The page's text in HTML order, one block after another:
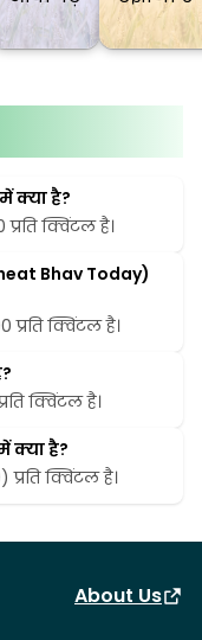
क्या है?
क्विंटल है।
Bhav Today)
क्विंटल है।
क्विंटल है।
क्या है?
क्विंटल है।
About Us